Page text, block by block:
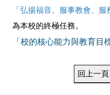
「弘揚福音、服事教會、
為本校的終極任務。
「校的核心能力與教育目